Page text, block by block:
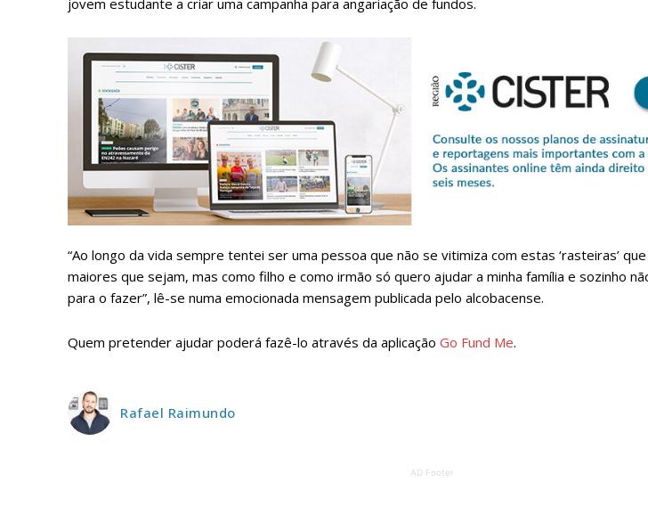
Planos de
Faça-se assinante do Região de Cister e ajude-
Sendo assinante terá acesso a todos os
ASSINATURA
IMPRESSA
32€
Acesso ao conteúdo online
jovem estudante a criar uma campanha para angariação de fundos.
“Ao longo da vida sempre tentei ser uma pessoa que não se vitimiza com estas ‘rasteiras’
maiores que sejam, mas como filho e como irmão só quero ajudar a minha família e sozinho
para o fazer”, lê-se numa emocionada mensagem publicada pelo alcobacense.
Quem pretender ajudar poderá fazê-lo através da aplicação Go Fund Me.
Rafael Raimundo
AD Footer